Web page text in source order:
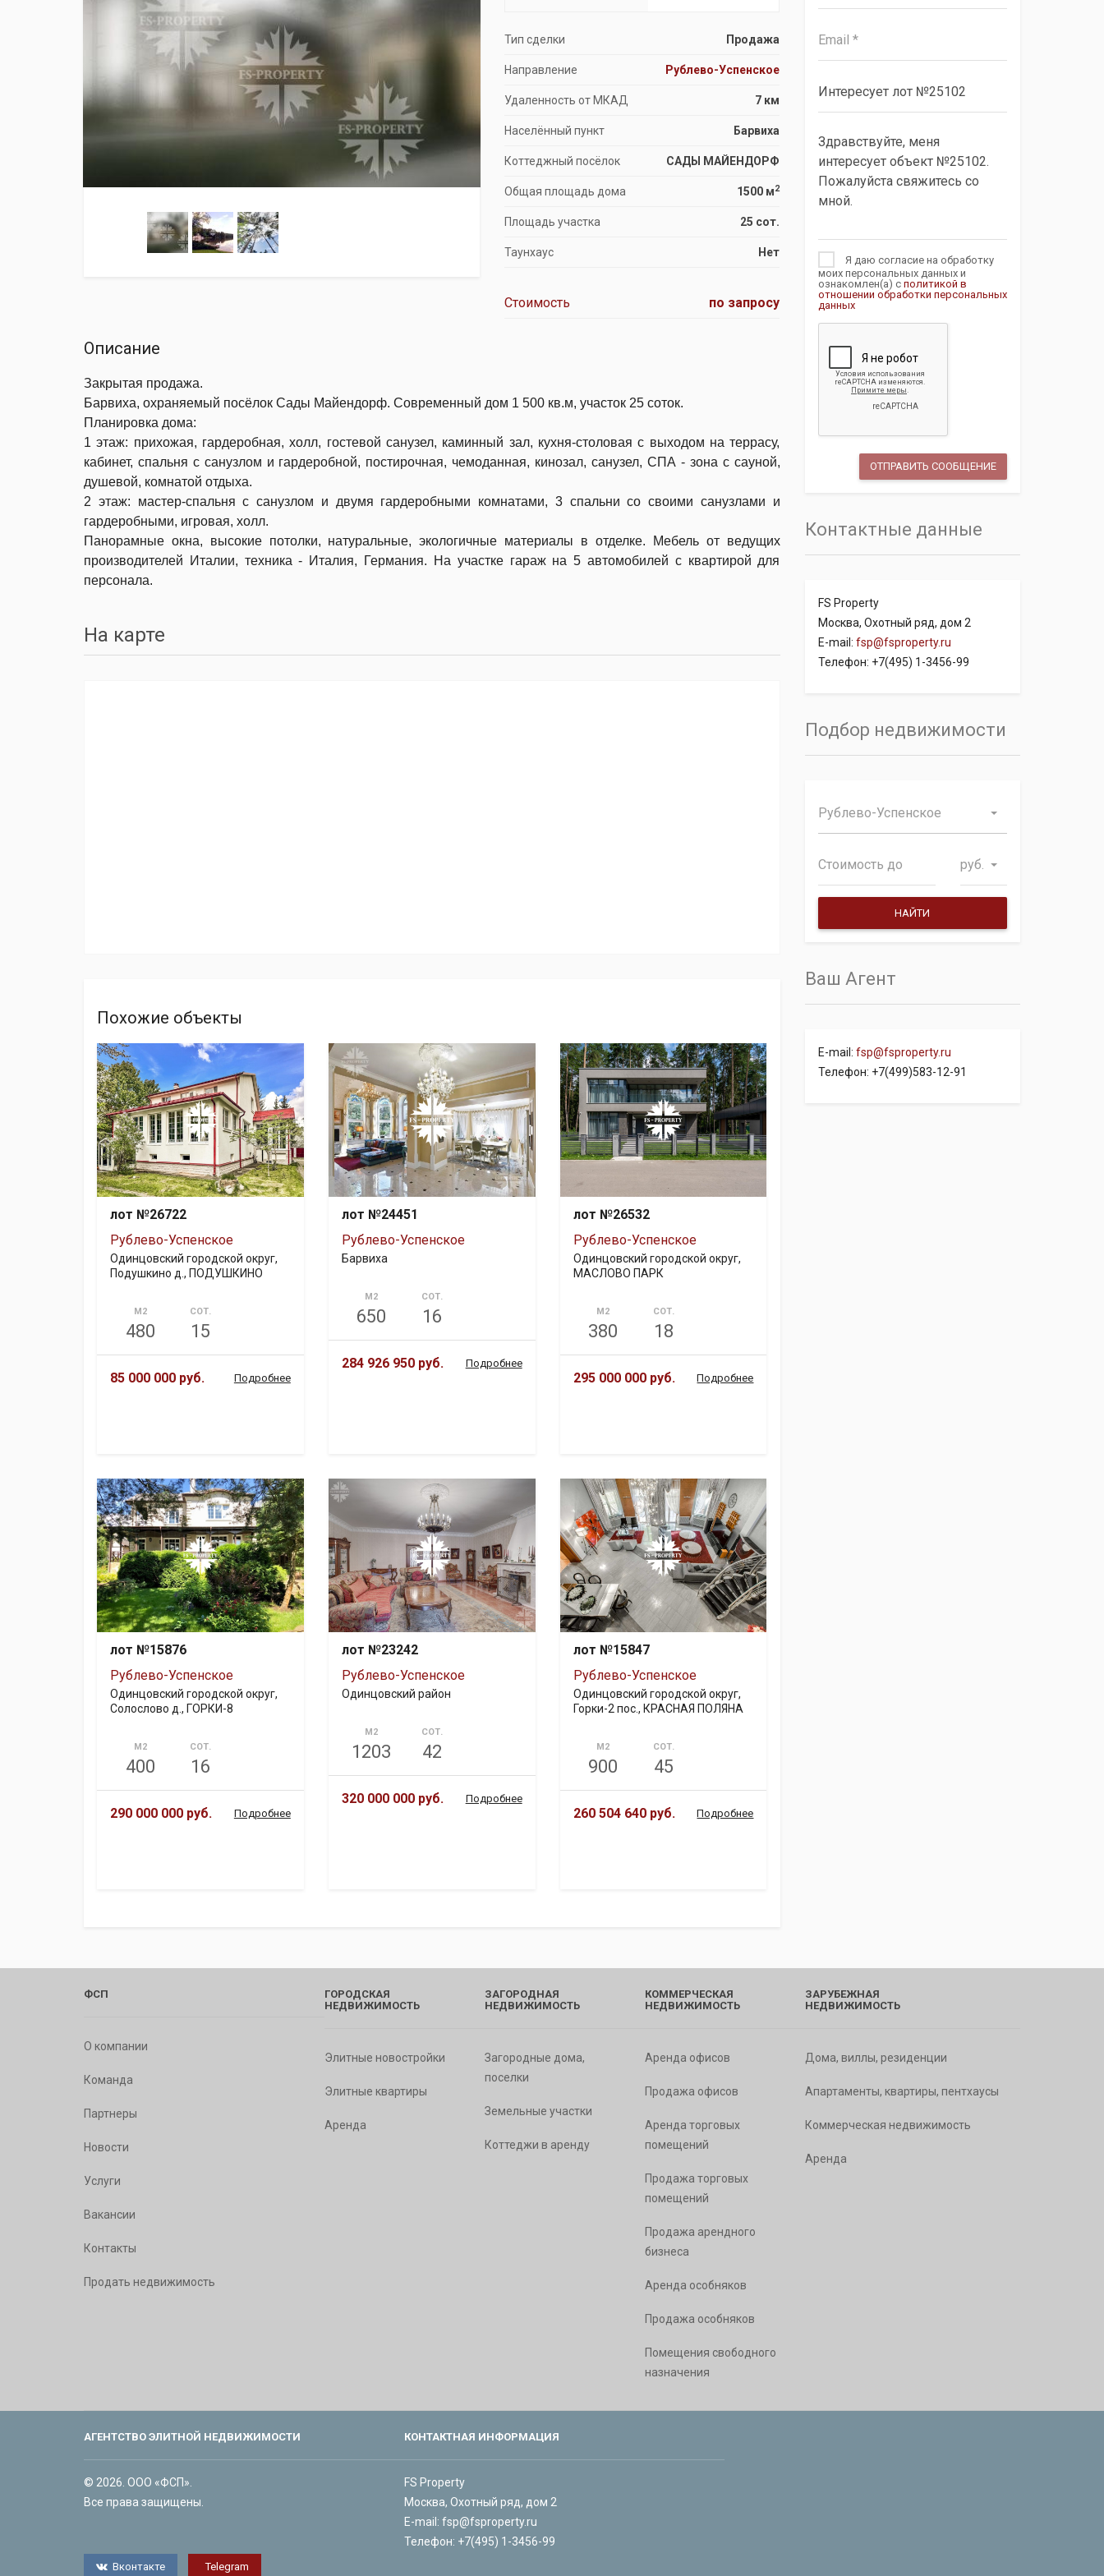
Продажа особняков
Тип сделки Продажа
Направление Рублево-Успенское
Удаленность от МКАД 7 км
Населённый пункт Барвиха
Коттеджный посёлок САДЫ МАЙЕНДОРФ
Общая площадь дома 1500 м2
Площадь участка 25 сот.
Таунхаус Нет
Стоимость по запросу
Описание
Закрытая продажа.
Барвиха, охраняемый посёлок Сады Майендорф. Современный дом 1 500 кв.м, участок 25 соток.
Планировка дома:
1 этаж: прихожая, гардеробная, холл, гостевой санузел, каминный зал, кухня-столовая с выходом на террасу,
кабинет, спальня с санузлом и гардеробной, постирочная, чемоданная, кинозал, санузел, СПА - зона с сауной,
душевой, комнатой отдыха.
2 этаж: мастер-спальня с санузлом и двумя гардеробными комнатами, 3 спальни со своими санузлами и
гардеробными, игровая, холл.
Панорамные окна, высокие потолки, натуральные, экологичные материалы в отделке. Мебель от ведущих
производителей Италии, техника - Италия, Германия. На участке гараж на 5 автомобилей с квартирой для
персонала.
На карте
Похожие объекты
лот №26722
Рублево-Успенское
Одинцовский городской округ,
Подушкино д., ПОДУШКИНО
М2
480
СОТ.
15
85 000 000 руб. Подробнее
лот №24451
Рублево-Успенское
Барвиха
М2
650
СОТ.
16
284 926 950 руб. Подробнее
лот №26532
Рублево-Успенское
Одинцовский городской округ,
МАСЛОВО ПАРК
М2
380
СОТ.
18
295 000 000 руб. Подробнее
лот №15876
Рублево-Успенское
Одинцовский городской округ,
Солослово д., ГОРКИ-8
М2
400
СОТ.
16
290 000 000 руб. Подробнее
лот №23242
Рублево-Успенское
Одинцовский район
М2
1203
СОТ.
42
320 000 000 руб. Подробнее
лот №15847
Рублево-Успенское
Одинцовский городской округ,
Горки-2 пос., КРАСНАЯ ПОЛЯНА
М2
900
СОТ.
45
260 504 640 руб. Подробнее
Я даю согласие на обработку
моих персональных данных и
ознакомлен(а) с политикой в
отношении обработки персональных
данных
Контактные данные
FS Property
Москва, Охотный ряд, дом 2
E-mail: fsp@fsproperty.ru
Телефон: +7(495) 1-3456-99
Подбор недвижимости
Рублево-Успенское
руб.
Ваш Агент
E-mail: fsp@fsproperty.ru
Телефон: +7(499)583-12-91
ФСП
О компании
Команда
Партнеры
Новости
Услуги
Вакансии
Контакты
Продать недвижимость
ГОРОДСКАЯ
НЕДВИЖИМОСТЬ
Элитные новостройки
Элитные квартиры
Аренда
ЗАГОРОДНАЯ
НЕДВИЖИМОСТЬ
Загородные дома,
поселки
Земельные участки
Коттеджи в аренду
КОММЕРЧЕСКАЯ
НЕДВИЖИМОСТЬ
Аренда офисов
Продажа офисов
Аренда торговых
помещений
Продажа торговых
помещений
Продажа арендного
бизнеса
Аренда особняков
Продажа особняков
Помещения свободного
назначения
ЗАРУБЕЖНАЯ
НЕДВИЖИМОСТЬ
Дома, виллы, резиденции
Апартаменты, квартиры, пентхаусы
Коммерческая недвижимость
Аренда
АГЕНТСТВО ЭЛИТНОЙ НЕДВИЖИМОСТИ
© 2026. ООО «ФСП».
Все права защищены.
Вконтакте Telegram
КОНТАКТНАЯ ИНФОРМАЦИЯ
FS Property
Москва, Охотный ряд, дом 2
E-mail: fsp@fsproperty.ru
Телефон: +7(495) 1-3456-99